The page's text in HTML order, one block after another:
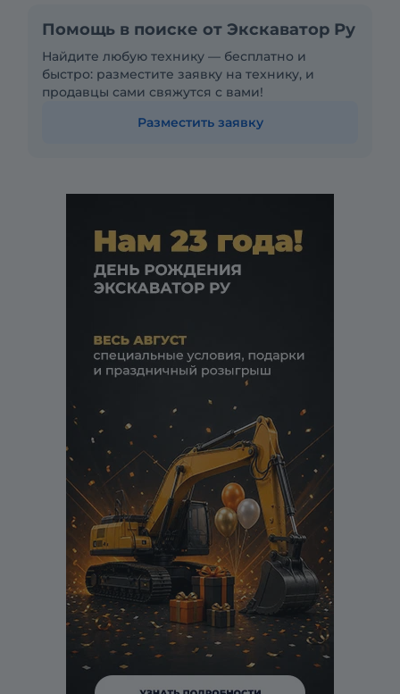
Помощь в поиске от Экскаватор Ру
Найдите любую технику — бесплатно и
быстро: разместите заявку на технику, и
продавцы сами свяжутся с вами!
Разместить заявку